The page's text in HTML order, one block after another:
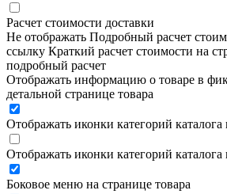
Расчет стоимости доставки
Не отображать Подробный расчет
ссылку Краткий расчет стоимости на
подробный расчет
Отображать информацию о товаре в
детальной странице товара
Отображать иконки категорий
Отображать иконки категорий
Боковое меню на странице товара